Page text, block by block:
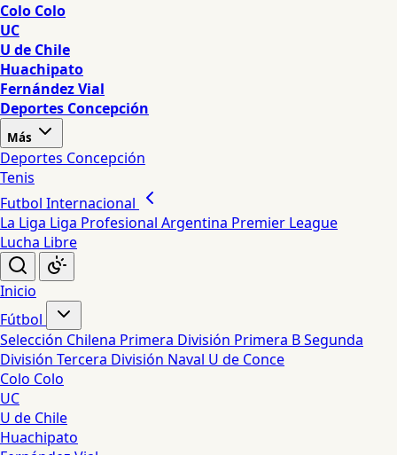
Colo Colo
UC
U de Chile
Huachipato
Fernández Vial
Deportes Concepción
Más
Deportes Concepción
Tenis
Futbol Internacional
La Liga Liga Profesional Argentina Premier League
Lucha Libre
Inicio
Fútbol
Selección Chilena Primera División Primera BSegunda
División Tercera División Naval U de Conce
Colo Colo
UC
U de Chile
Huachipato